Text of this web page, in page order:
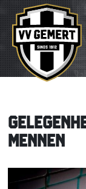
MENNEN